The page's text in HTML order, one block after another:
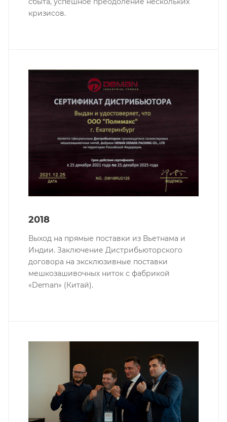
кризисов.
2018
Выход на прямые поставки из Вьетнама и
Индии. Заключение Дистрибьюторского
договора на эксклюзивные поставки
мешкозашивочных ниток с фабрикой
«Deman» (Китай).